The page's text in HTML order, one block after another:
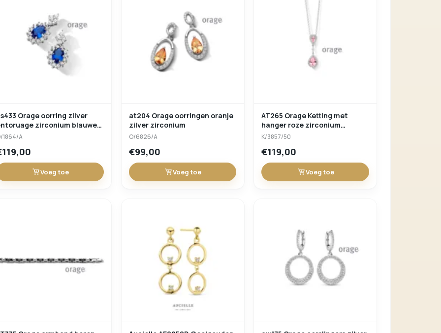
Orage oorring zilver
zirconium blauwe
1864/A
Voeg toe
at204 Orage oorringen oranje
zilver zirconium
O/6826/A
€99,00
Voeg toe
AT265 Orage Ketting met
hanger roze zirconium
(verschuifbare lengte)
K/3857/50
€119,00
Voeg toe